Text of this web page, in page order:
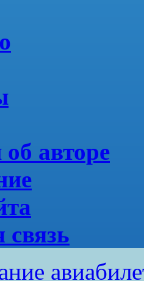
авторе
связь